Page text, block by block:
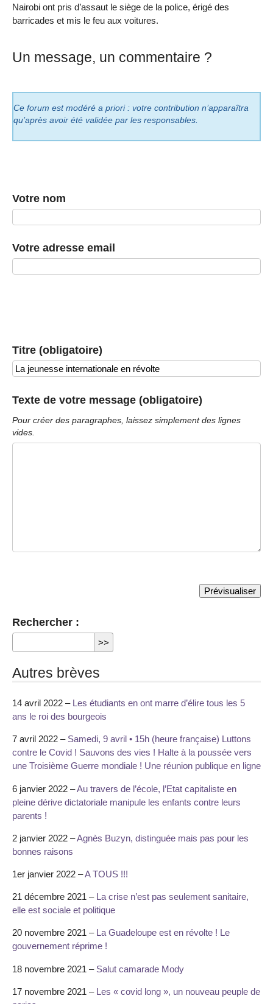
Nairobi ont pris d’assaut le siège de la police, érigé des
barricades et mis le feu aux voitures.
Un message, un commentaire ?
Ce forum est modéré a priori : votre contribution n’apparaîtra
qu’après avoir été validée par les responsables.
Votre nom
Votre adresse email
Titre (obligatoire)
Texte de votre message (obligatoire)
Pour créer des paragraphes, laissez simplement des lignes
vides.
Rechercher :
Autres brèves
14 avril 2022 – Les étudiants en ont marre d’élire tous les 5
ans le roi des bourgeois
7 avril 2022 – Samedi, 9 avril • 15h (heure française) Luttons
contre le Covid ! Sauvons des vies ! Halte à la poussée vers
une Troisième Guerre mondiale ! Une réunion publique en ligne
6 janvier 2022 –Au travers de l’école, l’Etat capitaliste en
pleine dérive dictatoriale manipule les enfants contre leurs
parents !
2 janvier 2022 –Agnès Buzyn, distinguée mais pas pour les
bonnes raisons
1er janvier 2022 –A TOUS !!!
21 décembre 2021 – La crise n’est pas seulement sanitaire,
elle est sociale et politique
20 novembre 2021 – La Guadeloupe est en révolte ! Le
gouvernement réprime !
18 novembre 2021 – Salut camarade Mody
17 novembre 2021 – Les « covid long », un nouveau peuple de